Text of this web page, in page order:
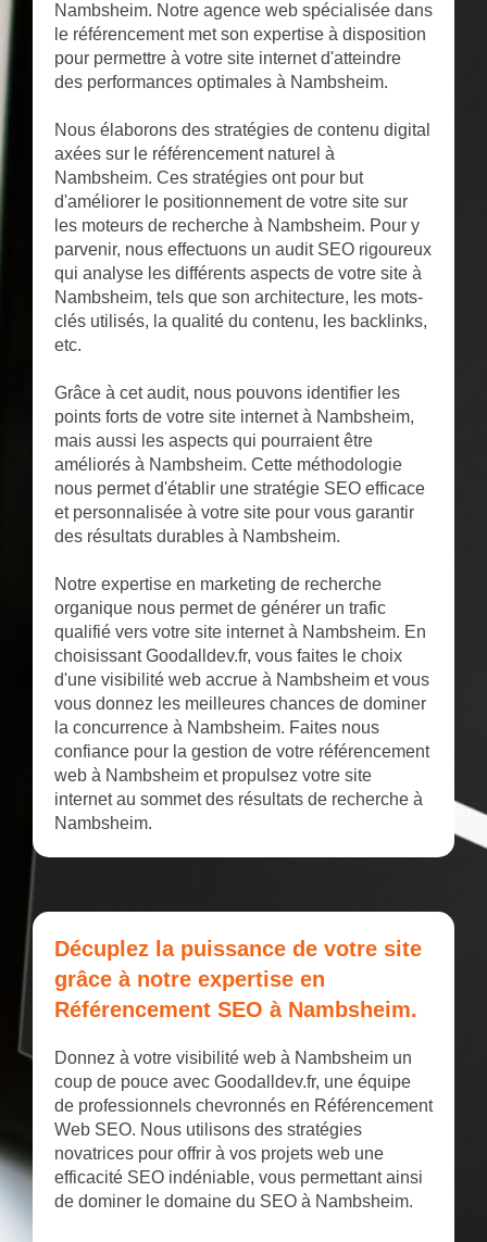
Nambsheim. Notre agence web spécialisée dans
le référencement met son expertise à disposition
pour permettre à votre site internet d'atteindre
des performances optimales à Nambsheim.
Nous élaborons des stratégies de contenu digital
axées sur le référencement naturel à
Nambsheim. Ces stratégies ont pour but
d'améliorer le positionnement de votre site sur
les moteurs de recherche à Nambsheim. Pour y
parvenir, nous effectuons un audit SEO rigoureux
qui analyse les différents aspects de votre site à
Nambsheim, tels que son architecture, les mots-
clés utilisés, la qualité du contenu, les backlinks,
etc.
Grâce à cet audit, nous pouvons identifier les
points forts de votre site internet à Nambsheim,
mais aussi les aspects qui pourraient être
améliorés à Nambsheim. Cette méthodologie
nous permet d'établir une stratégie SEO efficace
et personnalisée à votre site pour vous garantir
des résultats durables à Nambsheim.
Notre expertise en marketing de recherche
organique nous permet de générer un trafic
qualifié vers votre site internet à Nambsheim. En
choisissant Goodalldev.fr, vous faites le choix
d'une visibilité web accrue à Nambsheim et vous
vous donnez les meilleures chances de dominer
la concurrence à Nambsheim. Faites nous
confiance pour la gestion de votre référencement
web à Nambsheim et propulsez votre site
internet au sommet des résultats de recherche à
Nambsheim.
Décuplez la puissance de votre site
grâce à notre expertise en
Référencement SEO à Nambsheim.
Donnez à votre visibilité web à Nambsheim un
coup de pouce avec Goodalldev.fr, une équipe
de professionnels chevronnés en Référencement
Web SEO. Nous utilisons des stratégies
novatrices pour offrir à vos projets web une
efficacité SEO indéniable, vous permettant ainsi
de dominer le domaine du SEO à Nambsheim.